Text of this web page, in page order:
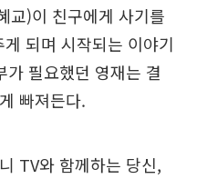
교)이 친구에게 사기를
되며 시작되는 이야기
필요했던 영재는 결
빠져든다.
TV와 함께하는 당신,